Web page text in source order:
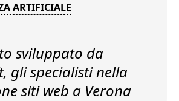
ARTIFICIALE
sviluppato da
gli specialisti nella
siti web a Verona